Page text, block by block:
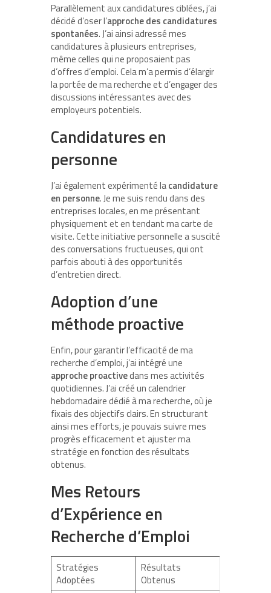
Parallèlement aux candidatures ciblées, j’ai
décidé d’oser l’approche des candidatures
spontanées. J’ai ainsi adressé mes
candidatures à plusieurs entreprises,
même celles qui ne proposaient pas
d’offres d’emploi. Cela m’a permis d’élargir
la portée de ma recherche et d’engager des
discussions intéressantes avec des
employeurs potentiels.
Candidatures en
personne
J’ai également expérimenté lacandidature
en personne. Je me suis rendu dans des
entreprises locales, en me présentant
physiquement et en tendant ma carte de
visite. Cette initiative personnelle a suscité
des conversations fructueuses, qui ont
parfois abouti à des opportunités
d’entretien direct.
Adoption d’une
méthode proactive
Enfin, pour garantir l’efficacité de ma
recherche d’emploi, j’ai intégré une
approche proactivedans mes activités
quotidiennes. J’ai créé un calendrier
hebdomadaire dédié à ma recherche, où je
fixais des objectifs clairs. En structurant
ainsi mes efforts, je pouvais suivre mes
progrès efficacement et ajuster ma
stratégie en fonction des résultats
obtenus.
Mes Retours
d’Expérience en
Recherche d’Emploi
Stratégies
Adoptées
Résultats
Obtenus